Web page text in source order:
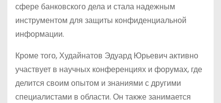
сфере банковского дела и стала надежным
инструментом для защиты конфиденциальной
информации.
Кроме того, Худайнатов Эдуард Юрьевич активно
участвует в научных конференциях и форумах, где
делится своим опытом и знаниями с другими
специалистами в области. Он также занимается